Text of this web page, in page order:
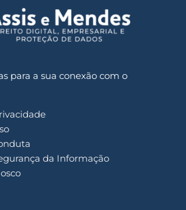
para a sua conexão com o
da Informação